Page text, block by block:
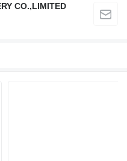
CO.,LIMITED